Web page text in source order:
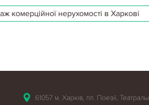
комерційної нерухомості в Харкові
61057 м. Харків, пл. Поезії,